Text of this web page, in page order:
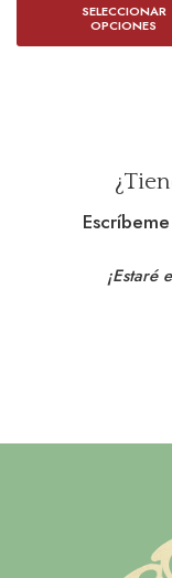
SELECCIONAR
OPCIONES
¡Estaré